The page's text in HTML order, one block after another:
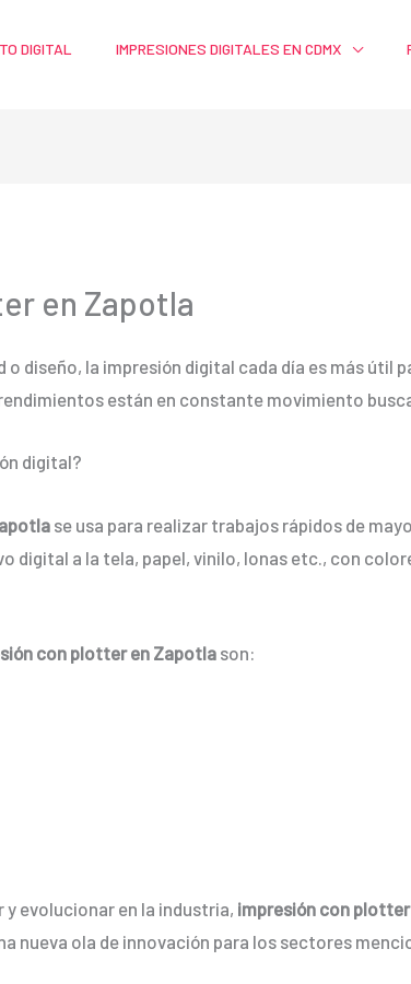
DIGITAL IMPRESIONES DIGITALES EN CDMX
en Zapotla
diseño, la impresión digital cada día es más útil
están en constante movimiento
digital?
se usa para realizar trabajos rápidos de
digital a la tela, papel, vinilo, lonas etc., con
con plotter en Zapotla son:
evolucionar en la industria, impresión con
nueva ola de innovación para los sectores